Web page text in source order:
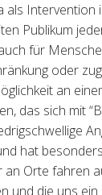
als
Publikum
für
oder
an
das sich mit
hat
Orte fahren
und die uns